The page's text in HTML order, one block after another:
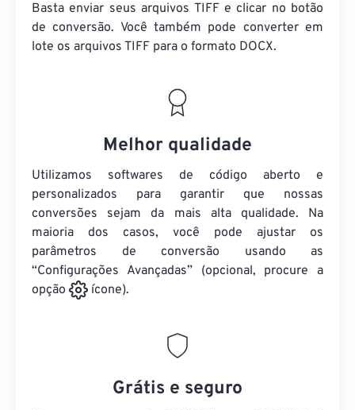
Basta enviar seus arquivos TIFF e clicar no botão
de conversão. Você também pode converter em
lote os arquivos TIFF para o formato DOCX.
Melhor qualidade
Utilizamos softwares de código aberto e
personalizados para garantir que nossas
conversões sejam da mais alta qualidade. Na
maioria dos casos, você pode ajustar os
parâmetros de conversão usando as
“Configurações Avançadas” (opcional, procure a
opção
ícone).
Grátis e seguro